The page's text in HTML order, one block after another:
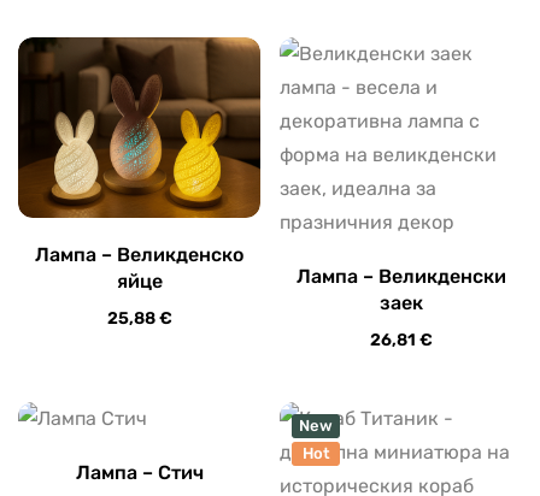
Лампа – Великденско
яйце
25,88€
Лампа – Великденски
заек
26,81 €
Лампа – Стич
New
Hot